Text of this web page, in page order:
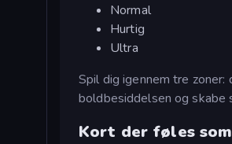
Normal
Hurtig
Ultra
Spil dig igennem tre
boldbesiddelsen og skabe
Kort der føles